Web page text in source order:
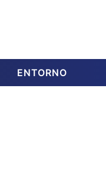
ENTORNO